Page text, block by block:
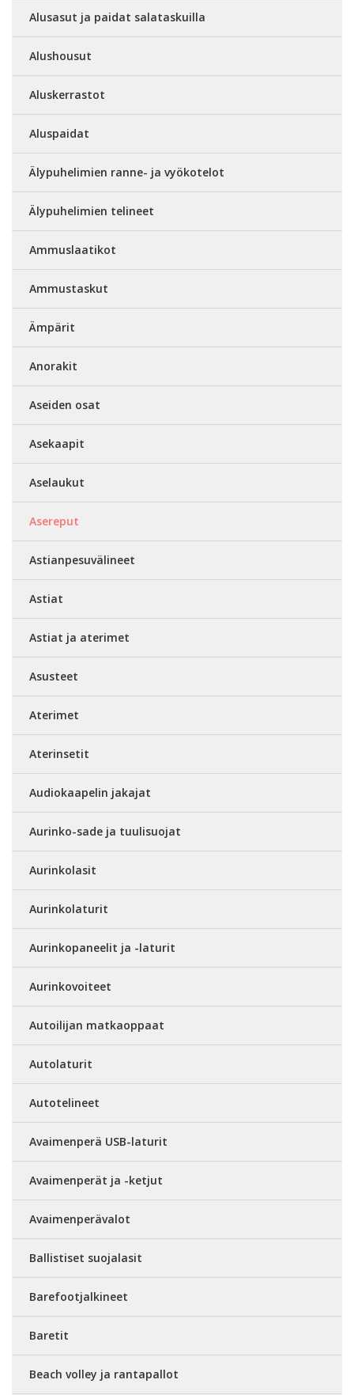
Alusasut ja paidat salataskuilla
Alushousut
Aluskerrastot
Aluspaidat
Älypuhelimien ranne- ja vyökotelot
Älypuhelimien telineet
Ammuslaatikot
Ammustaskut
Ämpärit
Anorakit
Aseiden osat
Asekaapit
Aselaukut
Asereput
Astianpesuvälineet
Astiat
Astiat ja aterimet
Asusteet
Aterimet
Aterinsetit
Audiokaapelin jakajat
Aurinko-sade ja tuulisuojat
Aurinkolasit
Aurinkolaturit
Aurinkopaneelit ja -laturit
Aurinkovoiteet
Autoilijan matkaoppaat
Autolaturit
Autotelineet
Avaimenperä USB-laturit
Avaimenperät ja -ketjut
Avaimenperävalot
Ballistiset suojalasit
Barefootjalkineet
Baretit
Beach volley ja rantapallot